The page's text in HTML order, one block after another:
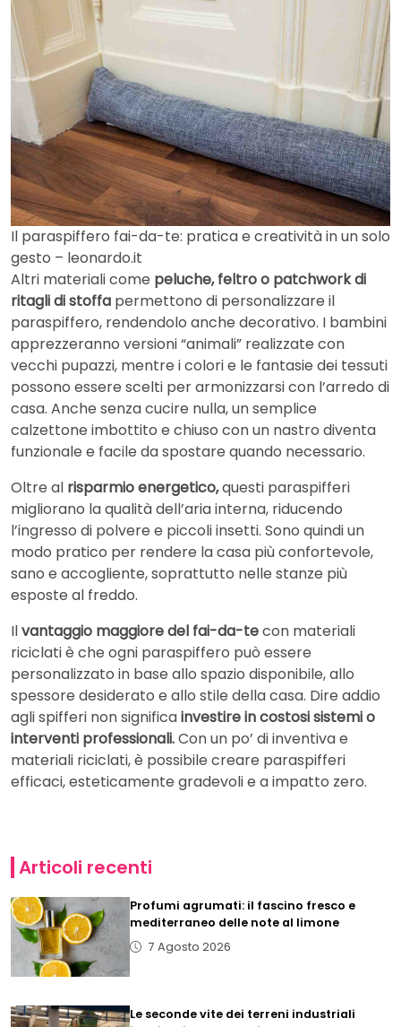
Il paraspiffero fai-da-te: pratica e creatività in un solo
gesto – leonardo.it
Altri materiali come peluche, feltro o patchwork di
ritagli di stoffa permettono di personalizzare il
paraspiffero, rendendolo anche decorativo. I bambini
apprezzeranno versioni “animali” realizzate con
vecchi pupazzi, mentre i colori e le fantasie dei tessuti
possono essere scelti per armonizzarsi con l’arredo di
casa. Anche senza cucire nulla, un semplice
calzettone imbottito e chiuso con un nastro diventa
funzionale e facile da spostare quando necessario.
Oltre al risparmio energetico,questi paraspifferi
migliorano la qualità dell’aria interna, riducendo
l’ingresso di polvere e piccoli insetti. Sono quindi un
modo pratico per rendere la casa più confortevole,
sano e accogliente, soprattutto nelle stanze più
esposte al freddo.
Ilvantaggio maggiore del fai-da-tecon materiali
riciclati è che ogni paraspiffero può essere
personalizzato in base allo spazio disponibile, allo
spessore desiderato e allo stile della casa. Dire addio
agli spifferi non significainvestire in costosi sistemi o
interventi professionali.Con un po’ di inventiva e
materiali riciclati, è possibile creare paraspifferi
efficaci, esteticamente gradevoli e a impatto zero.
Articoli recenti
Profumi agrumati: il fascino fresco e
mediterraneo delle note al limone
7 Agosto 2026
Le seconde vite dei terreni industriali